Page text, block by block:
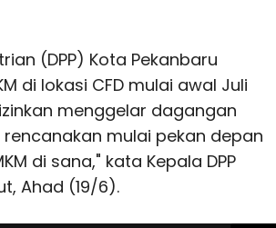
(DPP) Kota Pekanbaru
di lokasi CFD mulai awal Juli
menggelar dagangan
rencanakan mulai pekan depan
di sana," kata Kepala DPP
Ahad (19/6).